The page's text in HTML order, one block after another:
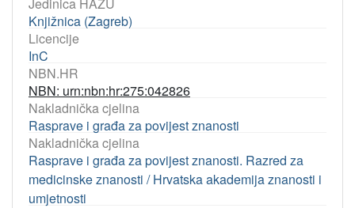
Knjižnica (Zagreb)
Licencije
InC
NBN.HR
NBN: urn:nbn:hr:275:042826
Nakladnička cjelina
Rasprave i građa za povijest znanosti
Nakladnička cjelina
Rasprave i građa za povijest znanosti. Razred za
medicinske znanosti / Hrvatska akademija znanosti i
umjetnosti